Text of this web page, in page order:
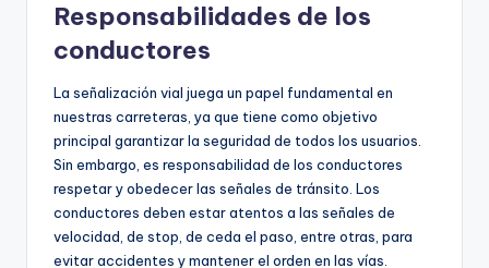
Responsabilidades de los
conductores
La señalización vial juega un papel fundamental en
nuestras carreteras, ya que tiene como objetivo
principal garantizar la seguridad de todos los usuarios.
Sin embargo, es responsabilidad de los conductores
respetar y obedecer las señales de tránsito. Los
conductores deben estar atentos a las señales de
velocidad, de stop, de ceda el paso, entre otras, para
evitar accidentes y mantener el orden en las vías.